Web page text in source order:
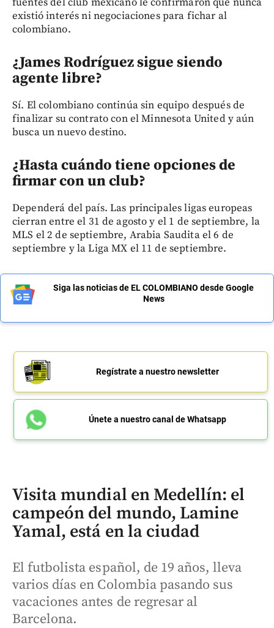
existió interés ni negociaciones para fichar al
colombiano.
¿James Rodríguez sigue siendo
agente libre?
Sí. El colombiano continúa sin equipo después de
finalizar su contrato con el Minnesota United y aún
busca un nuevo destino.
¿Hasta cuándo tiene opciones de
firmar con un club?
Dependerá del país. Las principales ligas europeas
cierran entre el 31 de agosto y el 1 de septiembre, la
MLS el 2 de septiembre, Arabia Saudita el 6 de
septiembre y la Liga MX el 11 de septiembre.
Siga las noticias de EL COLOMBIANO desde Google
News
Regístrate a nuestro newsletter
Únete a nuestro canal de Whatsapp
Visita mundial en Medellín: el
campeón del mundo, Lamine
Yamal, está en la ciudad
El futbolista español, de 19 años, lleva
varios días en Colombia pasando sus
vacaciones antes de regresar al
Barcelona.